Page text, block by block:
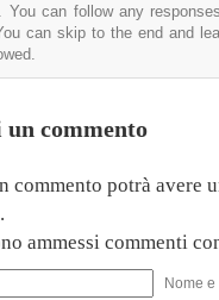
You can follow any
can skip to the end and
un commento
commento potrà avere
ammessi commenti
Nome